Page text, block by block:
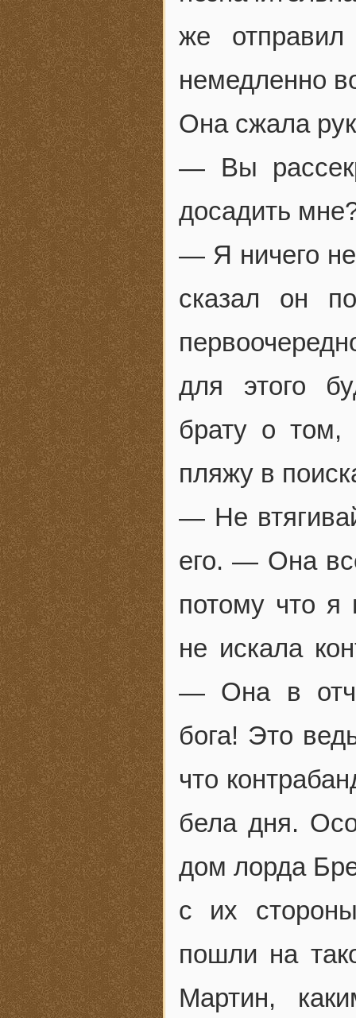
же
немедленно
Она сжала
— Вы
досадить
— Я ничего
сказал он
для этого
брату о
пляжу в
— Не
его. — Она
потому что я
не искала
— Она в
бога! Это
что
бела дня.
дом лорда
с их
пошли на
Мартин,